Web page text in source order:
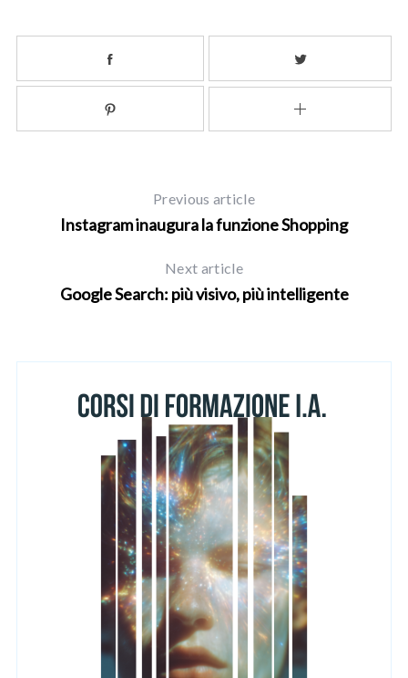
Previous article
Instagram inaugura la funzione Shopping
Next article
Google Search: più visivo, più intelligente
h
r